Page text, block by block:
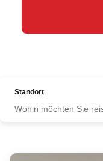
Standort